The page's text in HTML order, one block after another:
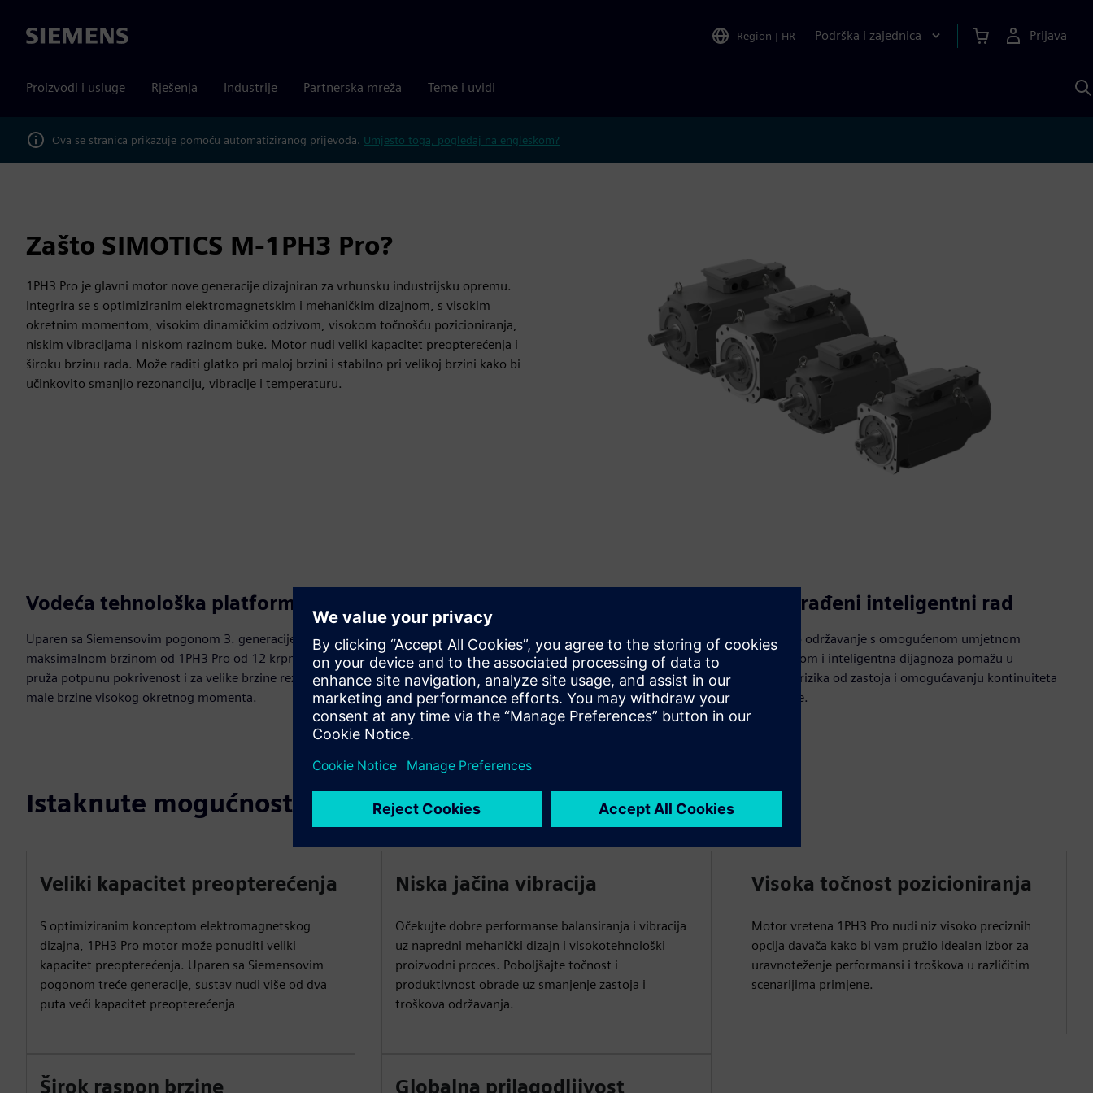
Siemens Region | HR Podrška i zajednica Prijava
Proizvodi i usluge Rješenja Industrije Partnerska mreža Teme i uvidi
Ova se stranica prikazuje pomoću automatiziranog prijevoda. Umjesto toga, pogledaj na engleskom?
Zašto SIMOTICS M-1PH3 Pro?
1PH3 Pro je glavni motor nove generacije dizajniran za vrhunsku industrijsku opremu.
Integrira se s optimiziranim elektromagnetskim i mehaničkim dizajnom, s visokim
okretnim momentom, visokim dinamičkim odzivom, visokom točnošću pozicioniranja,
niskim vibracijama i niskom razinom buke. Motor nudi veliki kapacitet preopterećenja i
široku brzinu rada. Može raditi glatko pri maloj brzini i stabilno pri velikoj brzini kako bi
učinkovito smanjio rezonanciju, vibracije i temperaturu.
Vodeća tehnološka platforma
Uparen sa Siemensovim pogonom 3. generacije, s
maksimalnom brzinom od 1PH3 Pro od 12 krpm sustav
pruža potpunu pokrivenost i za velike brzine rezanja i za
male brzine visokog okretnog momenta.
Odaberite između više rješenja enkodera iz portfelja 1PH3
Pro kako biste postigli optimalnu ravnotežu između
performansi i isplativosti.
Nadograđeni inteligentni rad
Prediktivno održavanje s omogućenom umjetnom
inteligencijom i inteligentna dijagnoza pomažu u
smanjenju rizika od zastoja i omogućavanju kontinuiteta
proizvodnje.
Istaknute mogućnosti
Veliki kapacitet preopterećenja
S optimiziranim konceptom elektromagnetskog
dizajna, 1PH3 Pro motor može ponuditi veliki
kapacitet preopterećenja. Uparen sa Siemensovim
pogonom treće generacije, sustav nudi više od dva
puta veći kapacitet preopterećenja
Niska jačina vibracija
Očekujte dobre performanse balansiranja i vibracija
uz napredni mehanički dizajn i visokotehnološki
proizvodni proces. Poboljšajte točnost i
produktivnost obrade uz smanjenje zastoja i
troškova održavanja.
Visoka točnost pozicioniranja
Motor vretena 1PH3 Pro nudi niz visoko preciznih
opcija davača kako bi vam pružio idealan izbor za
uravnoteženje performansi i troškova u različitim
scenarijima primjene.
Širok raspon brzine
Globalna prilagodljivost